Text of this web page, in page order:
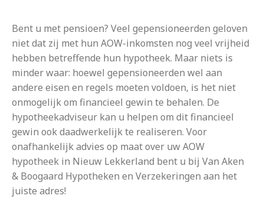
Bent u met pensioen? Veel gepensioneerden geloven
niet dat zij met hun AOW-inkomsten nog veel vrijheid
hebben betreffende hun hypotheek. Maar niets is
minder waar: hoewel gepensioneerden wel aan
andere eisen en regels moeten voldoen, is het niet
onmogelijk om financieel gewin te behalen. De
hypotheekadviseur kan u helpen om dit financieel
gewin ook daadwerkelijk te realiseren. Voor
onafhankelijk advies op maat over uw AOW
hypotheek in Nieuw Lekkerland bent u bij Van Aken
& Boogaard Hypotheken en Verzekeringen aan het
juiste adres!